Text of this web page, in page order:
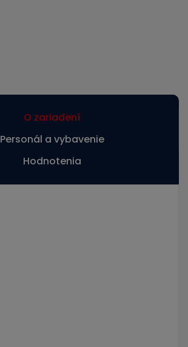
O zariadení
Personál a vybavenie
Hodnotenia